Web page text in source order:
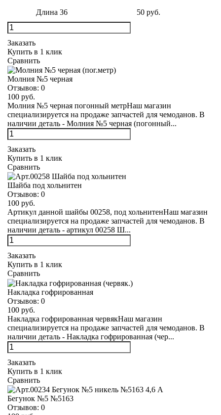
Длина 36 50 руб.
Заказать
Купить в 1 клик
Сравнить
Молния №5 черная
Отзывов: 0
100 руб.
Молния №5 черная погонный метрНаш магазин
специализируется на продаже запчастей для чемоданов. В
наличии деталь - Молния №5 черная (погонный...
Заказать
Купить в 1 клик
Сравнить
Шайба под хольнитен
Отзывов: 0
100 руб.
Артикул данной шайбы 00258, под хольнитенНаш магазин
специализируется на продаже запчастей для чемоданов. В
наличии деталь - артикул 00258 Ш...
Заказать
Купить в 1 клик
Сравнить
Накладка гофрированная
Отзывов: 0
100 руб.
Накладка гофрированная червякНаш магазин
специализируется на продаже запчастей для чемоданов. В
наличии деталь - Накладка гофрированная (чер...
Заказать
Купить в 1 клик
Сравнить
Бегунок №5 №5163
Отзывов: 0